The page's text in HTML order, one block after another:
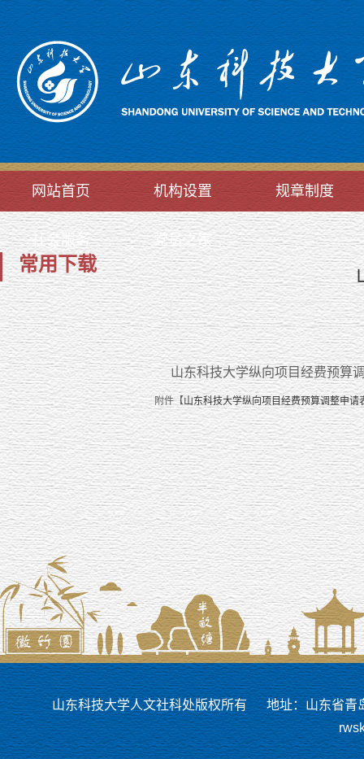
网站首页 机构设置 规章制度
社会服务 党员之家
常用下载
山东科技大学纵向项目经费预算
附件【山东科技大学纵向项目经费预算调整申请
山东科技大学人文社科处版权所有
地址：山东省